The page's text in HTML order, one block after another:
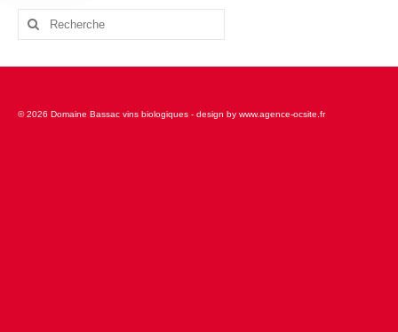
Rechercher
© 2026 Domaine Bassac vins biologiques - design by www.agence-ocsite.fr